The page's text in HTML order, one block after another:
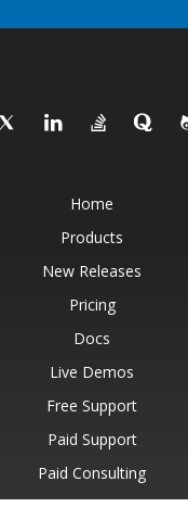
Home
Products
New Releases
Pricing
Docs
Live Demos
Free Support
Paid Support
Paid Consulting
Blog